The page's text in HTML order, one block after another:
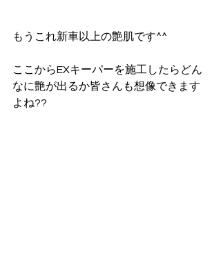
もうこれ新車以上の艶肌です^^
ここからEXキーパーを施工したらどん
なに艶が出るか皆さんも想像できます
よね??